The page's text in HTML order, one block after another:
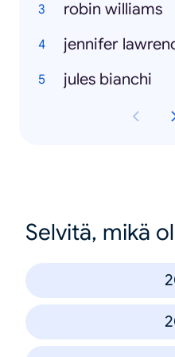
robin williams
jennifer
jules bianchi
Selvitä, mikä